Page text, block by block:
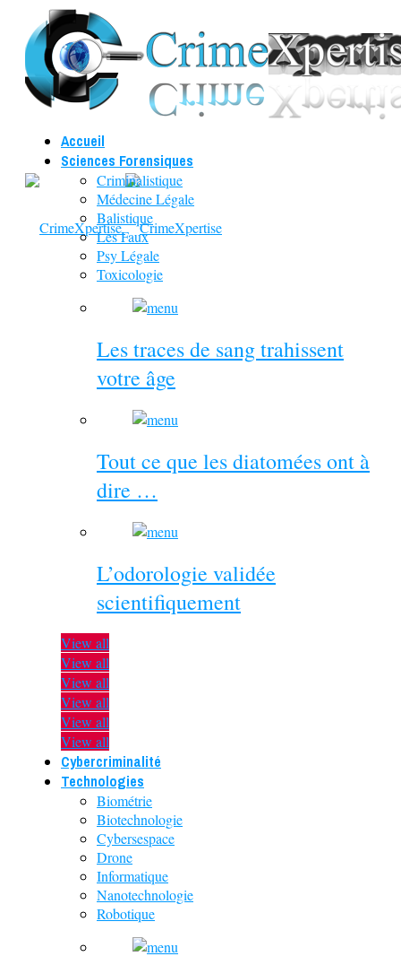
Accueil
Sciences Forensiques
Criminalistique
Médecine Légale
Balistique
Les Faux
Psy Légale
Toxicologie
Les traces de sang trahissent
votre âge
Tout ce que les diatomées ont à
dire …
L’odorologie validée
scientifiquement
View all
View all
View all
View all
View all
View all
Cybercriminalité
Technologies
Biométrie
Biotechnologie
Cybersespace
Drone
Informatique
Nanotechnologie
Robotique